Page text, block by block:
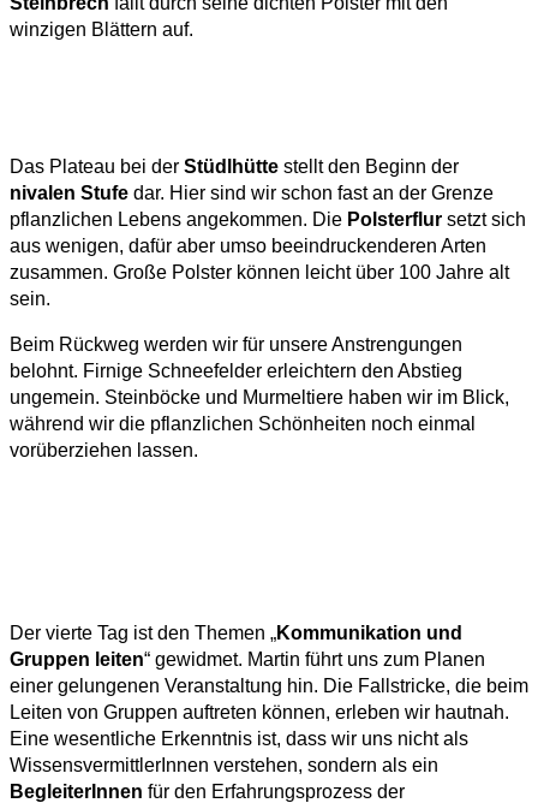
winzigen Blättern auf.
Das Plateau bei der Stüdlhütte stellt den Beginn der
nivalen Stufe dar. Hier sind wir schon fast an der Grenze
pflanzlichen Lebens angekommen. Die Polsterflur setzt sich
aus wenigen, dafür aber umso beeindruckenderen Arten
zusammen. Große Polster können leicht über 100 Jahre alt
sein.
Beim Rückweg werden wir für unsere Anstrengungen
belohnt. Firnige Schneefelder erleichtern den Abstieg
ungemein. Steinböcke und Murmeltiere haben wir im Blick,
während wir die pflanzlichen Schönheiten noch einmal
vorüberziehen lassen.
Der vierte Tag ist den Themen „Kommunikation und
Gruppen leiten“ gewidmet. Martin führt uns zum Planen
einer gelungenen Veranstaltung hin. Die Fallstricke, die beim
Leiten von Gruppen auftreten können, erleben wir hautnah.
Eine wesentliche Erkenntnis ist, dass wir uns nicht als
WissensvermittlerInnen verstehen, sondern als ein
BegleiterInnen für den Erfahrungsprozess der